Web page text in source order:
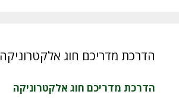
הדרכת מדריכם חוג אלקטרוניקה
הדרכת מדריכם חוג אלקטרוניקה